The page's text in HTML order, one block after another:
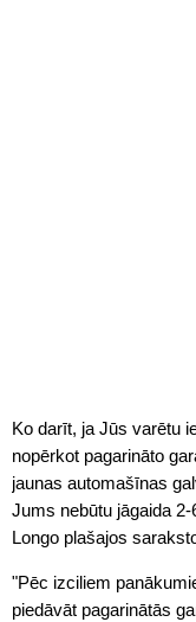
Ko darīt, ja Jūs varētu
nopērkot pagarināto
jaunas automašīnas
Jums nebūtu jāgaida
Longo plašajos
"Pēc izciliem
piedāvāt pagarinātās